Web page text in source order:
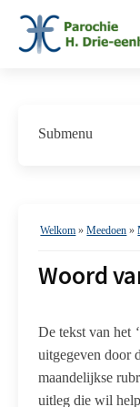
Submenu
Welkom »Meedoen »
Woord
De tekst van het
uitgegeven door
maandelijkse
uitleg die wil